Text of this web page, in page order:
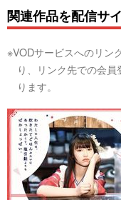
関連作品を配信サ
※VODサービスへのリン
り、リンク先での会
ります。